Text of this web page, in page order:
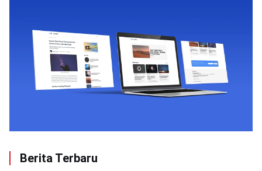
Berita Terbaru